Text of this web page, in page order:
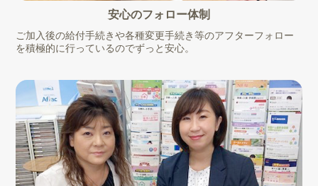
安心のフォロー体制
ご加入後の給付手続きや各種変更手続き等のアフターフォロー
を積極的に行っているのでずっと安心。